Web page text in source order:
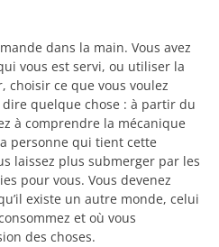
dans la main. Vous avez
vous est servi, ou utiliser la
choisir ce que vous voulez
quelque chose : à partir du
à comprendre la mécanique
personne qui tient cette
laissez plus submerger par les
pour vous. Vous devenez
existe un autre monde, celui
et où vous
des choses.